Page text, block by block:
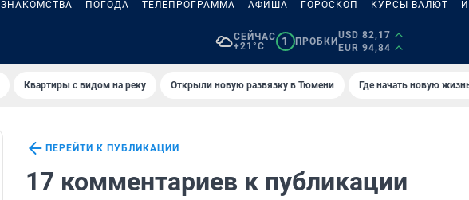
ЗНАКОМСТВА ПОГОДА ТЕЛЕПРОГРАММА АФИША ГОРОСКОП КУРСЫ ВАЛЮТ
СЕЙЧАС
+21°C
1 ПРОБКИ
USD 82,17
EUR 94,84
Квартиры с видом на реку Открыли новую развязку в Тюмени Где начать новую
ПЕРЕЙТИ К ПУБЛИКАЦИИ
17 комментариев к публикации